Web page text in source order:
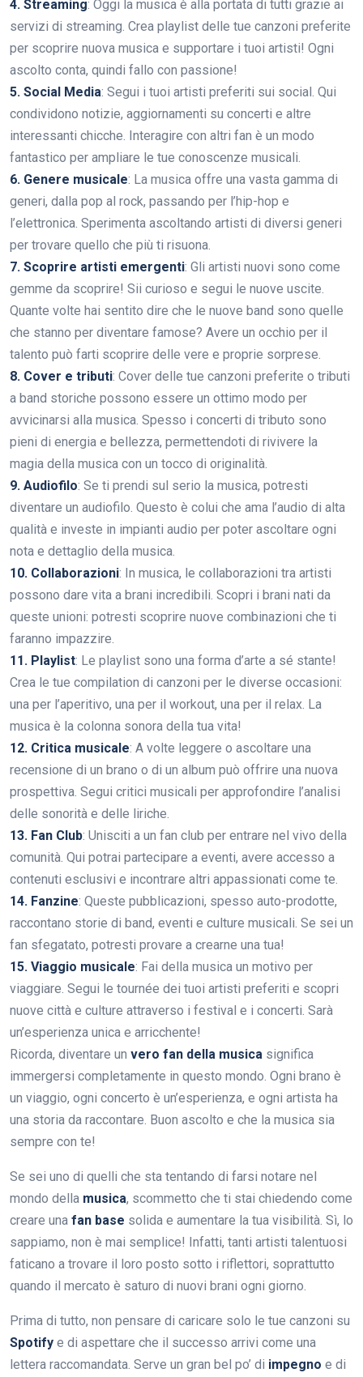
4. Streaming: Oggi la musica è alla portata di tutti grazie ai
servizi di streaming. Crea playlist delle tue canzoni preferite
per scoprire nuova musica e supportare i tuoi artisti! Ogni
ascolto conta, quindi fallo con passione!
5. Social Media: Segui i tuoi artisti preferiti sui social. Qui
condividono notizie, aggiornamenti su concerti e altre
interessanti chicche. Interagire con altri fan è un modo
fantastico per ampliare le tue conoscenze musicali.
6. Genere musicale: La musica offre una vasta gamma di
generi, dalla pop al rock, passando per l’hip-hop e
l’elettronica. Sperimenta ascoltando artisti di diversi generi
per trovare quello che più ti risuona.
7. Scoprire artisti emergenti: Gli artisti nuovi sono come
gemme da scoprire! Sii curioso e segui le nuove uscite.
Quante volte hai sentito dire che le nuove band sono quelle
che stanno per diventare famose? Avere un occhio per il
talento può farti scoprire delle vere e proprie sorprese.
8. Cover e tributi: Cover delle tue canzoni preferite o tributi
a band storiche possono essere un ottimo modo per
avvicinarsi alla musica. Spesso i concerti di tributo sono
pieni di energia e bellezza, permettendoti di rivivere la
magia della musica con un tocco di originalità.
9. Audiofilo: Se ti prendi sul serio la musica, potresti
diventare un audiofilo. Questo è colui che ama l’audio di alta
qualità e investe in impianti audio per poter ascoltare ogni
nota e dettaglio della musica.
10. Collaborazioni: In musica, le collaborazioni tra artisti
possono dare vita a brani incredibili. Scopri i brani nati da
queste unioni: potresti scoprire nuove combinazioni che ti
faranno impazzire.
11. Playlist: Le playlist sono una forma d’arte a sé stante!
Crea le tue compilation di canzoni per le diverse occasioni:
una per l’aperitivo, una per il workout, una per il relax. La
musica è la colonna sonora della tua vita!
12. Critica musicale: A volte leggere o ascoltare una
recensione di un brano o di un album può offrire una nuova
prospettiva. Segui critici musicali per approfondire l’analisi
delle sonorità e delle liriche.
13. Fan Club: Unisciti a un fan club per entrare nel vivo della
comunità. Qui potrai partecipare a eventi, avere accesso a
contenuti esclusivi e incontrare altri appassionati come te.
14. Fanzine: Queste pubblicazioni, spesso auto-prodotte,
raccontano storie di band, eventi e culture musicali. Se sei un
fan sfegatato, potresti provare a crearne una tua!
15. Viaggio musicale: Fai della musica un motivo per
viaggiare. Segui le tournée dei tuoi artisti preferiti e scopri
nuove città e culture attraverso i festival e i concerti. Sarà
un’esperienza unica e arricchente!
Ricorda, diventare un vero fan della musica significa
immergersi completamente in questo mondo. Ogni brano è
un viaggio, ogni concerto è un’esperienza, e ogni artista ha
una storia da raccontare. Buon ascolto e che la musica sia
sempre con te!
Se sei uno di quelli che sta tentando di farsi notare nel
mondo della musica, scommetto che ti stai chiedendo come
creare una fan base solida e aumentare la tua visibilità. Sì, lo
sappiamo, non è mai semplice! Infatti, tanti artisti talentuosi
faticano a trovare il loro posto sotto i riflettori, soprattutto
quando il mercato è saturo di nuovi brani ogni giorno.
Prima di tutto, non pensare di caricare solo le tue canzoni su
Spotify e di aspettare che il successo arrivi come una
lettera raccomandata. Serve un gran bel po’ di impegno e di